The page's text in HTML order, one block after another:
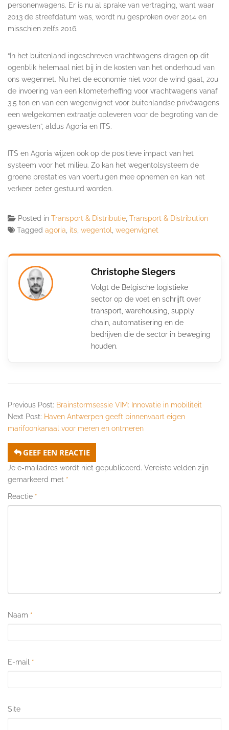
personenwagens. Er is nu al sprake van vertraging, want waar
2013 de streefdatum was, wordt nu gesproken over 2014 en
misschien zelfs 2016.
“In het buitenland ingeschreven vrachtwagens dragen op dit
ogenblik helemaal niet bij in de kosten van het onderhoud van
ons wegennet. Nu het de economie niet voor de wind gaat, zou
de invoering van een kilometerheffing voor vrachtwagens vanaf
3,5 ton en van een wegenvignet voor buitenlandse privéwagens
een welgekomen extraatje opleveren voor de begroting van de
gewesten”, aldus Agoria en ITS.
ITS en Agoria wijzen ook op de positieve impact van het
systeem voor het milieu. Zo kan het wegentolsysteem de
groene prestaties van voertuigen mee opnemen en kan het
verkeer beter gestuurd worden.
Posted in Transport & Distributie Transport & Distribution
Tagged agoria its wegentol wegenvignet
Christophe Slegers
Volgt de Belgische logistieke
sector op de voet en schrijft over
transport, warehousing, supply
chain, automatisering en de
bedrijven die de sector in beweging
houden.
Previous Post: Brainstormsessie VIM: Innovatie in mobiliteit
Next Post: Haven Antwerpen geeft binnenvaart eigen
marifoonkanaal voor meren en ontmeren
GEEF EEN REACTIE
Je e-mailadres wordt niet gepubliceerd. Vereiste velden zijn
gemarkeerd met *
Reactie *
Naam *
E-mail *
Site